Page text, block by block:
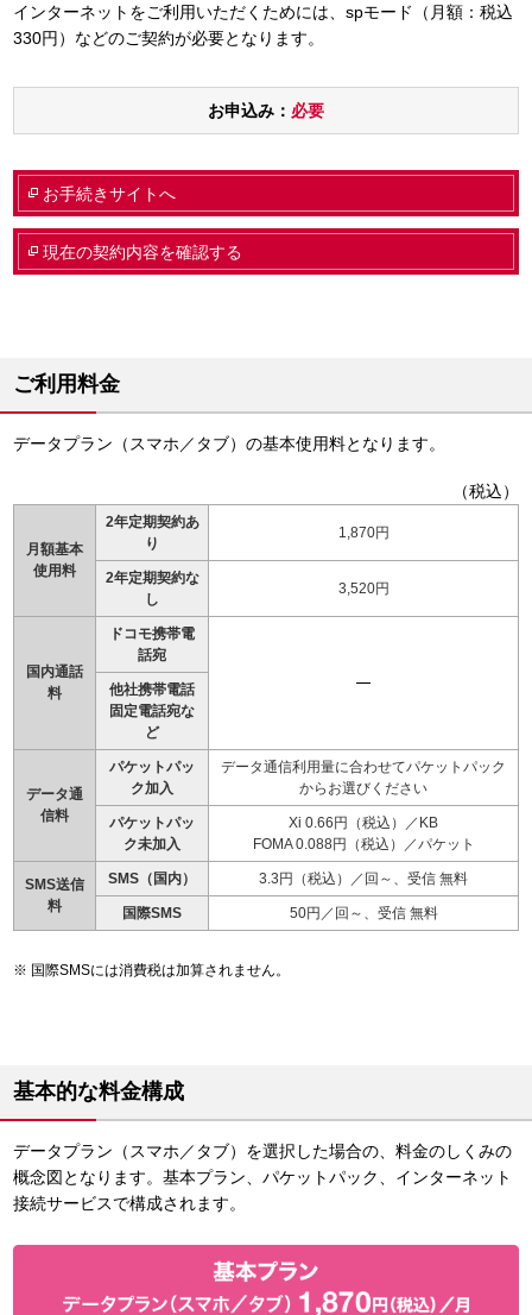
インターネットをご利用いただくためには、spモード（月額：税込
330円）などのご契約が必要となります。
お申込み： 必要
お手続きサイトへ
現在の契約内容を確認する
ご利用料金
データプラン（スマホ／タブ）の基本使用料となります。
（税込）
月額基本
使用料
2年定期契約あ
り
1,870円
2年定期契約な
し
3,520円
国内通話
料
ドコモ携帯電
話宛
他社携帯電話
固定電話宛な
ど
データ通
信料
パケットパッ
ク加入
データ通信利用量に合わせてパケットパック
からお選びください
パケットパッ
ク未加入
Xi 0.66円（税込）／KB
FOMA 0.088円（税込）／パケット
SMS送信
料
SMS（国内） 3.3円（税込）／回～、受信 無料
国際SMS 50円／回～、受信 無料
国際SMSには消費税は加算されません。
基本的な料金構成
データプラン（スマホ／タブ）を選択した場合の、料金のしくみの
概念図となります。基本プラン、パケットパック、インターネット
接続サービスで構成されます。